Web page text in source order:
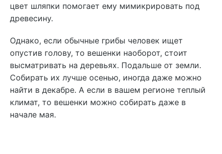
цвет шляпки помогает ему мимикрировать под
древесину.
Однако, если обычные грибы человек ищет
опустив голову, то вешенки наоборот, стоит
высматривать на деревьях. Подальше от земли.
Собирать их лучше осенью, иногда даже можно
найти в декабре. А если в вашем регионе теплый
климат, то вешенки можно собирать даже в
начале мая.